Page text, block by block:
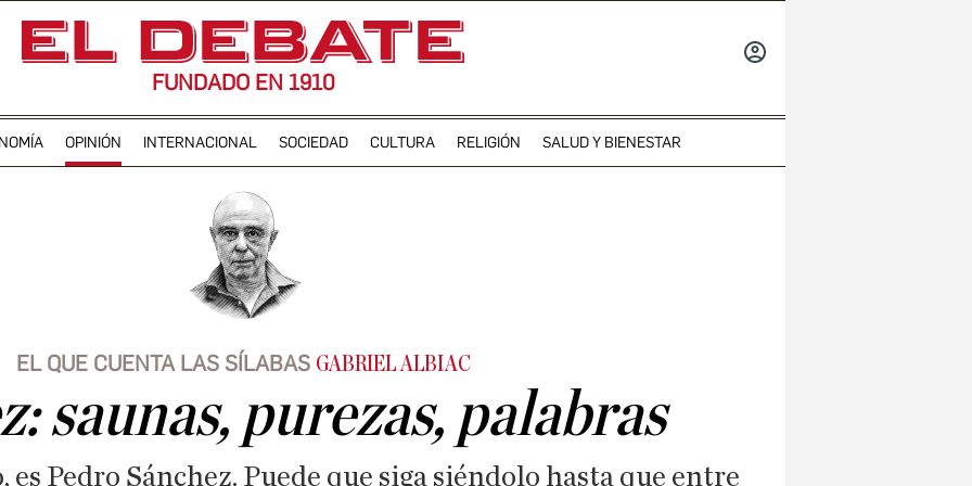
FUNDADO EN 1910
OPINIÓN INTERNACIONAL SOCIEDAD CULTURA RELIGIÓN SALUD Y BIENESTAR
EL QUE CUENTA LAS SÍLABAS GABRIEL ALBIAC
saunas, purezas, palabras
Pedro Sánchez. Puede que siga siéndolo hasta que entre